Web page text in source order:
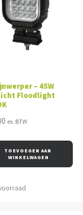
– 45W
Floodlight
ex. BTW
TOEVOEGEN AAN
WINKELWAGEN